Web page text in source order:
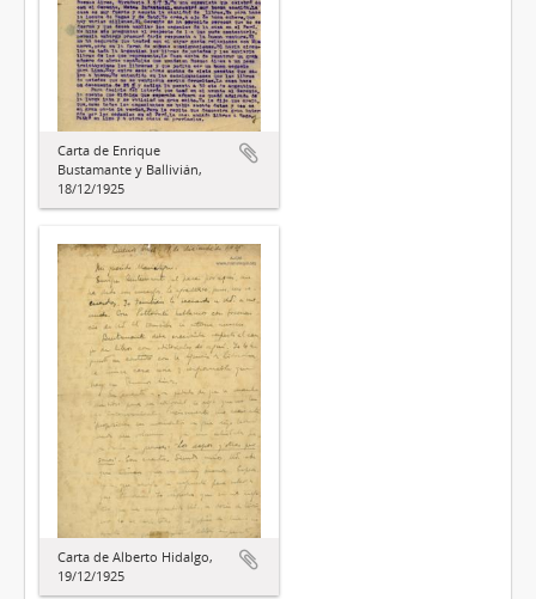
Carta de Enrique
Bustamante y Ballivián,
18/12/1925
Carta de Alberto Hidalgo,
19/12/1925